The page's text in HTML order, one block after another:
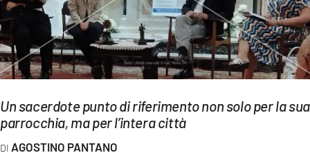
EVENTI
SPORT
Streaming
LAC TV
LAC NETWORK
Un sacerdote punto di riferimento non solo per la sua
parrocchia, ma per l’intera città
AGOSTINO PANTANO